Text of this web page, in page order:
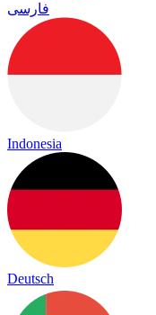
فارسی
Indonesia
Deutsch